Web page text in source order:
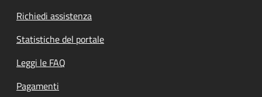
Richiedi assistenza
Statistiche del portale
Leggi le FAQ
Pagamenti